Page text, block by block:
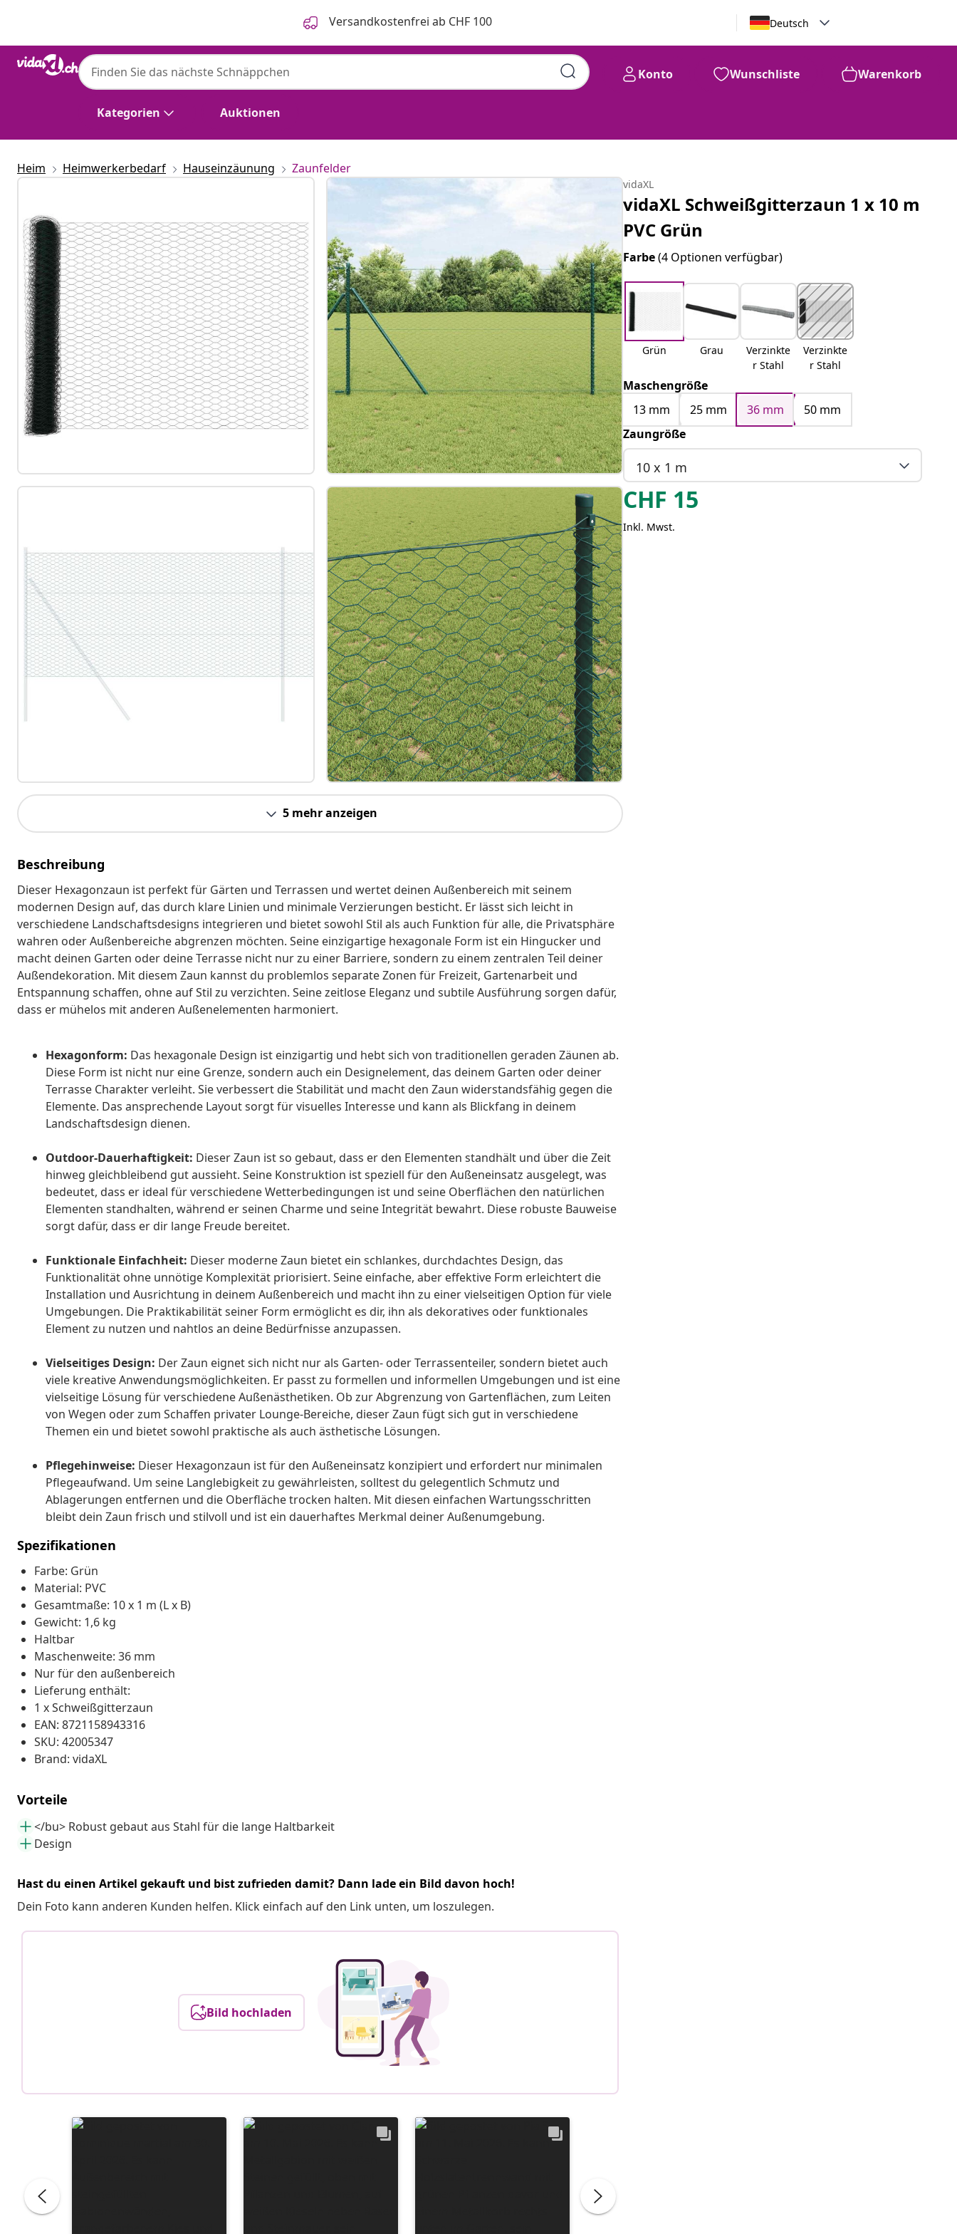
Versandkostenfrei ab CHF 100 Deutsch
Kategorien Auktionen
Konto Wunschliste Warenkorb
Heim Heimwerkerbedarf Hauseinzäunung Zaunfelder
5 mehr anzeigen
Beschreibung
Dieser Hexagonzaun ist perfekt für Gärten und Terrassen und wertet deinen Außenbereich mit seinem
modernen Design auf, das durch klare Linien und minimale Verzierungen besticht. Er lässt sich leicht in
verschiedene Landschaftsdesigns integrieren und bietet sowohl Stil als auch Funktion für alle, die Privatsphäre
wahren oder Außenbereiche abgrenzen möchten. Seine einzigartige hexagonale Form ist ein Hingucker und
macht deinen Garten oder deine Terrasse nicht nur zu einer Barriere, sondern zu einem zentralen Teil deiner
Außendekoration. Mit diesem Zaun kannst du problemlos separate Zonen für Freizeit, Gartenarbeit und
Entspannung schaffen, ohne auf Stil zu verzichten. Seine zeitlose Eleganz und subtile Ausführung sorgen dafür,
dass er mühelos mit anderen Außenelementen harmoniert.
Hexagonform: Das hexagonale Design ist einzigartig und hebt sich von traditionellen geraden Zäunen ab.
Diese Form ist nicht nur eine Grenze, sondern auch ein Designelement, das deinem Garten oder deiner
Terrasse Charakter verleiht. Sie verbessert die Stabilität und macht den Zaun widerstandsfähig gegen die
Elemente. Das ansprechende Layout sorgt für visuelles Interesse und kann als Blickfang in deinem
Landschaftsdesign dienen.
Outdoor-Dauerhaftigkeit: Dieser Zaun ist so gebaut, dass er den Elementen standhält und über die Zeit
hinweg gleichbleibend gut aussieht. Seine Konstruktion ist speziell für den Außeneinsatz ausgelegt, was
bedeutet, dass er ideal für verschiedene Wetterbedingungen ist und seine Oberflächen den natürlichen
Elementen standhalten, während er seinen Charme und seine Integrität bewahrt. Diese robuste Bauweise
sorgt dafür, dass er dir lange Freude bereitet.
Funktionale Einfachheit: Dieser moderne Zaun bietet ein schlankes, durchdachtes Design, das
Funktionalität ohne unnötige Komplexität priorisiert. Seine einfache, aber effektive Form erleichtert die
Installation und Ausrichtung in deinem Außenbereich und macht ihn zu einer vielseitigen Option für viele
Umgebungen. Die Praktikabilität seiner Form ermöglicht es dir, ihn als dekoratives oder funktionales
Element zu nutzen und nahtlos an deine Bedürfnisse anzupassen.
Vielseitiges Design: Der Zaun eignet sich nicht nur als Garten- oder Terrassenteiler, sondern bietet auch
viele kreative Anwendungsmöglichkeiten. Er passt zu formellen und informellen Umgebungen und ist eine
vielseitige Lösung für verschiedene Außenästhetiken. Ob zur Abgrenzung von Gartenflächen, zum Leiten
von Wegen oder zum Schaffen privater Lounge-Bereiche, dieser Zaun fügt sich gut in verschiedene
Themen ein und bietet sowohl praktische als auch ästhetische Lösungen.
Pflegehinweise: Dieser Hexagonzaun ist für den Außeneinsatz konzipiert und erfordert nur minimalen
Pflegeaufwand. Um seine Langlebigkeit zu gewährleisten, solltest du gelegentlich Schmutz und
Ablagerungen entfernen und die Oberfläche trocken halten. Mit diesen einfachen Wartungsschritten
bleibt dein Zaun frisch und stilvoll und ist ein dauerhaftes Merkmal deiner Außenumgebung.
Spezifikationen
Farbe: Grün
Material: PVC
Gesamtmaße: 10 x 1 m (L x B)
Gewicht: 1,6 kg
Haltbar
Maschenweite: 36 mm
Nur für den außenbereich
Lieferung enthält:
1 x Schweißgitterzaun
EAN: 8721158943316
SKU: 42005347
Brand: vidaXL
Vorteile
</bu> Robust gebaut aus Stahl für die lange Haltbarkeit
Design
Hast du einen Artikel gekauft und bist zufrieden damit? Dann lade ein Bild davon hoch!
Dein Foto kann anderen Kunden helfen. Klick einfach auf den Link unten, um loszulegen.
Bild hochladen
vidaXL
vidaXL Schweißgitterzaun 1 x 10 m
PVC Grün
Farbe(4 Optionen verfügbar)
Grün Grau
Verzinkte
r Stahl
Verzinkte
r Stahl
Maschengröße
13 mm
25 mm 36 mm
50 mm
Zaungröße
10 x 1 m
CHF 15
Inkl. Mwst.